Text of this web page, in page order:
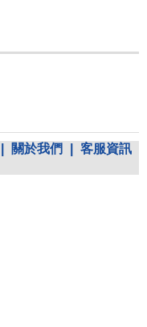
關於我們
客服資訊